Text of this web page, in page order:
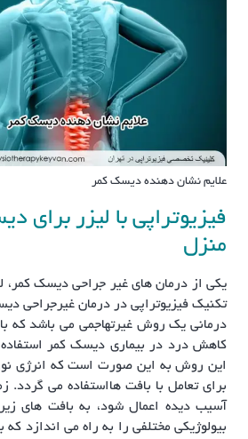
علایم نشان دهنده دیسک کمر
فیزیوتراپی با لیزر برای
منزل
یکی از درمان های غیر جراحی دیسک کمر،
تکنیک فیزیوتراپی در درمان غیرجراحی
درمانی یک روش غیرتهاجمی می باشد که با
کاهش درد در بیماری دیسک کمر
این روش به این صورت است که انرژی
برای تعامل با بافت هااستفاده می گردد.
آسیب دیده اعمال شود، به بافت های
بیولوژیکی مختلفی را به راه می اندازد